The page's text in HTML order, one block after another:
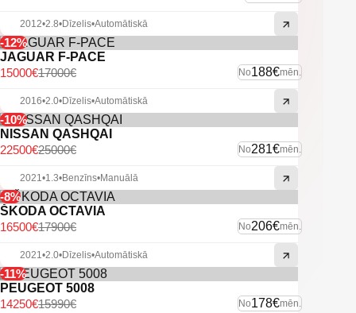
2012•2.8•Dīzelis•Automātiskā
-12%
JAGUAR F-PACE
No188€mēn.
17000€
15000€
2016•2.0•Dīzelis•Automātiskā
-10%
NISSAN QASHQAI
No281€mēn.
25000€
22500€
2021•1.3•Benzīns•Manuālā
-8%
ŠKODA OCTAVIA
No206€mēn.
17900€
16500€
2021•2.0•Dīzelis•Automātiskā
-11%
PEUGEOT 5008
No178€mēn.
15990€
14250€